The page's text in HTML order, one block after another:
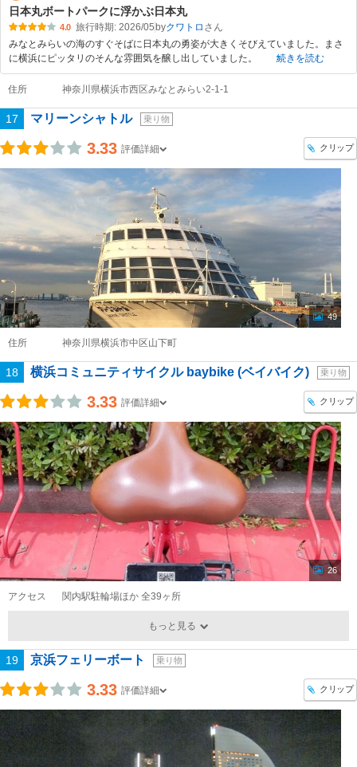
日本丸ボートパークに浮かぶ日本丸
4.0 旅行時期: 2026/05 byクワトロ
みなとみらいの海のすぐそばに日本丸の勇姿が大きくそびえていました。まさ
に横浜にピッタリのそんな雰囲気を醸し出していました。
続きを読む
住所 神奈川県横浜市西区みなとみらい2-1-1
17 マリーンシャトル 乗り物
3.33 評価詳細 クリップ
49
住所 神奈川県横浜市中区山下町
18 横浜コミュニティサイクル baybike (ベイバイク) 乗り物
3.33 評価詳細 クリップ
26
アクセス 関内駅駐輪場ほか 全39ヶ所
もっと見る
19 京浜フェリーボート 乗り物
3.33 評価詳細 クリップ